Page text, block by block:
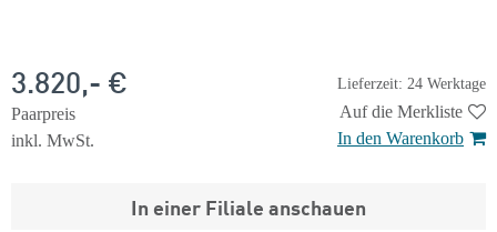
Lieferzeit: 24 Werktage
3.820,- €
Paarpreis
inkl. MwSt.
Auf die Merkliste
In den Warenkorb
In einer Filiale anschauen